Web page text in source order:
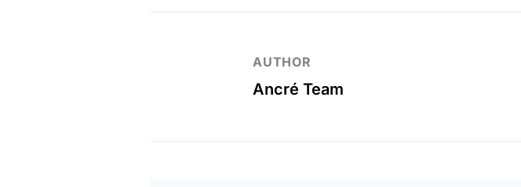
AUTHOR
Ancré Team